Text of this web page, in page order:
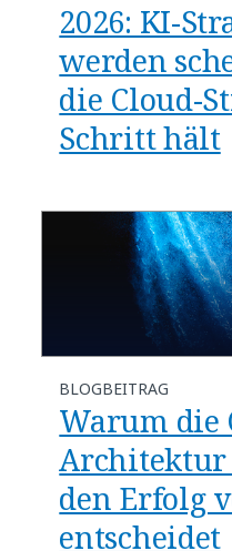
​​2026: KI-
werden
die Cloud-
Schritt hält​
BLOGBEITRAG
​​Warum die
Architektur
den Erfolg
entscheidet​